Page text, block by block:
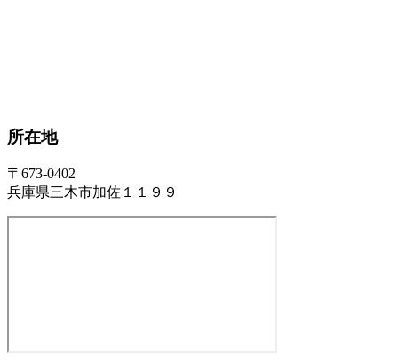
所在地
〒673-0402
兵庫県三木市加佐１１９９